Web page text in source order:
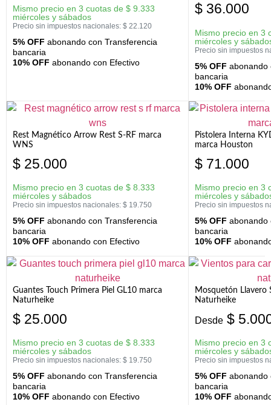
Mismo precio en 3 cuotas de $ 9.333
miércoles y sábados
Precio sin impuestos nacionales: $ 22.120
5% OFF abonando con Transferencia
bancaria
10% OFF abonando con Efectivo
$ 36.000
Mismo precio en 3
miércoles y
Precio sin impuestos
5% OFF abonando
bancaria
10% OFF
Rest Magnético Arrow Rest S-RF marca
WNS
$ 25.000
Mismo precio en 3 cuotas de $ 8.333
miércoles y sábados
Precio sin impuestos nacionales: $ 19.750
5% OFF abonando con Transferencia
bancaria
10% OFF abonando con Efectivo
Pistolera Interna
marca Houston
$ 71.000
Mismo precio en 3
miércoles y
Precio sin impuestos
5% OFF abonando
bancaria
10% OFF
Guantes Touch Primera Piel GL10 marca
Naturheike
$ 25.000
Mismo precio en 3 cuotas de $ 8.333
miércoles y sábados
Precio sin impuestos nacionales: $ 19.750
5% OFF abonando con Transferencia
bancaria
10% OFF abonando con Efectivo
Mosquetón Llavero
Naturheike
Desde $
Mismo precio en 3
miércoles y
Precio sin impuestos
5% OFF abonando
bancaria
10% OFF